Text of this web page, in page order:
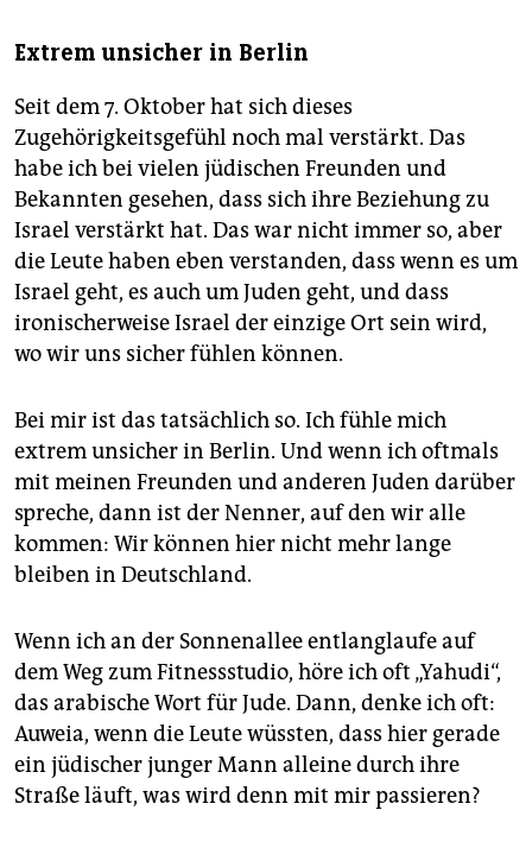
Extrem unsicher in Berlin
Seit dem 7. Oktober hat sich dieses
Zugehörigkeitsgefühl noch mal verstärkt. Das
habe ich bei vielen jüdischen Freunden und
Bekannten gesehen, dass sich ihre Beziehung zu
Israel verstärkt hat. Das war nicht immer so, aber
die Leute haben eben verstanden, dass wenn es um
Israel geht, es auch um Juden geht, und dass
ironischerweise Israel der einzige Ort sein wird,
wo wir uns sicher fühlen können.
Bei mir ist das tatsächlich so. Ich fühle mich
extrem unsicher in Berlin. Und wenn ich oftmals
mit meinen Freunden und anderen Juden darüber
spreche, dann ist der Nenner, auf den wir alle
kommen: Wir können hier nicht mehr lange
bleiben in Deutschland.
Wenn ich an der Sonnenallee entlanglaufe auf
dem Weg zum Fitnessstudio, höre ich oft „Yahudi“,
das arabische Wort für Jude. Dann, denke ich oft:
Auweia, wenn die Leute wüssten, dass hier gerade
ein jüdischer junger Mann alleine durch ihre
Straße läuft, was wird denn mit mir passieren?